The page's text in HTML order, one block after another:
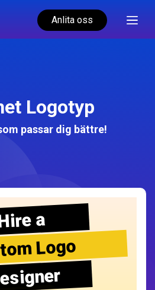
Anlita oss
Logotyp
passar dig bättre!
a
Logo